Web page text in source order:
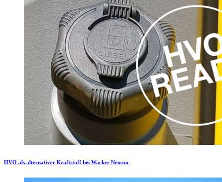
HVO als alternativer Kraftstoff bei Wacker Neuson